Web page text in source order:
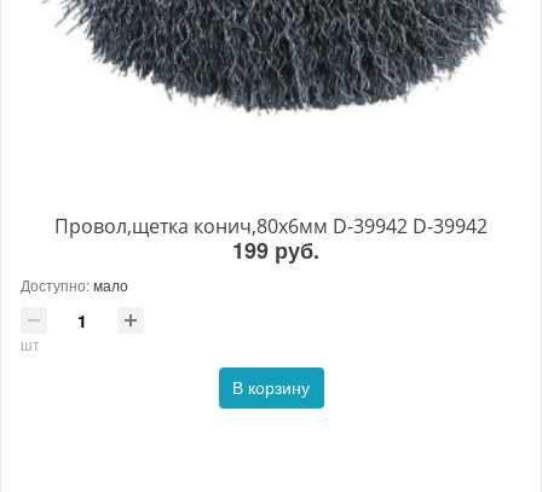
Провол,щетка конич,80х6мм D-39942 D-39942
199 руб.
Доступно:мало
шт
В корзину